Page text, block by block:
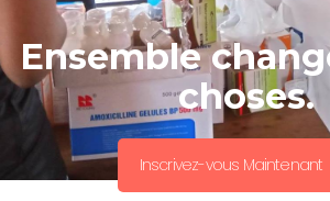
Ensemble
choses.
Inscrivez-vous Maintenant